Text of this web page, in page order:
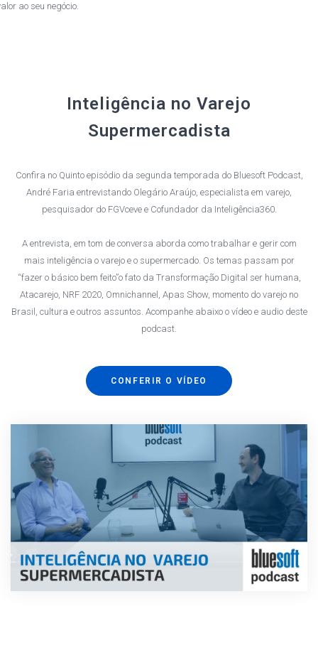
ao seu negócio.
Inteligência no Varejo
Supermercadista
Confira no Quinto episódio da segunda temporada do Bluesoft Podcast,
André Faria entrevistando Olegário Araújo, especialista em varejo,
pesquisador do FGVceve e Cofundador da Inteligência360.
A entrevista, em tom de conversa aborda como trabalhar e gerir com
mais inteligência o varejo e o supermercado. Os temas passam por
“fazer o básico bem feito”o fato da Transformação Digital ser humana,
Atacarejo, NRF 2020, Omnichannel, Apas Show, momento do varejo no
Brasil, cultura e outros assuntos. Acompanhe abaixo o vídeo e audio deste
podcast.
CONFERIR O VÍDEO